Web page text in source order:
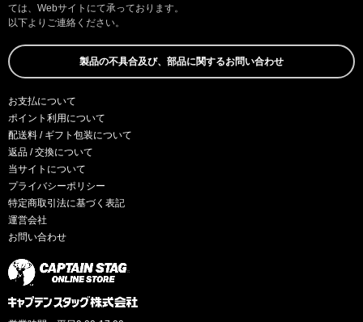
ては、Webサイトにて承っております。
以下よりご連絡ください。
製品の不具合及び、部品に関するお問い合わせ
お支払について
ポイント利用について
配送料 / ギフト包装について
返品 / 交換について
当サイトについて
プライバシーポリシー
特定商取引法に基づく表記
運営会社
お問い合わせ